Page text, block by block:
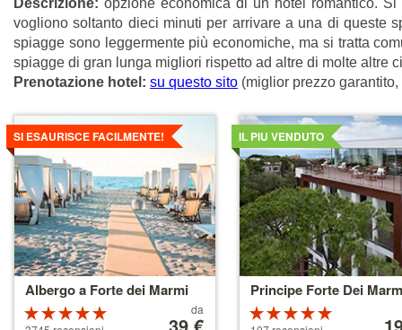
Descrizione: opzione economica di un hotel romantico.
vogliono soltanto dieci minuti per arrivare a una di queste
spiagge sono leggermente più economiche, ma si tratta
spiagge di gran lunga migliori rispetto ad altre di molte altre
Prenotazione hotel: su questo sito (miglior prezzo
Albergo a Forte dei Marmi
SI ESAURISCE FACILMENTE!
Valutazione:da
Dettagli
Principe Forte Dei
IL PIU VENDUTO
Dettagli